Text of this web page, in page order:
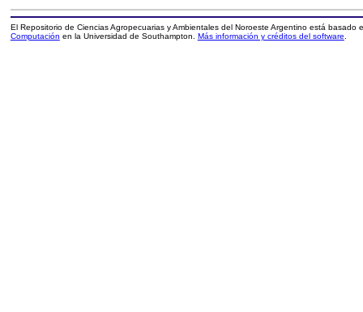
El Repositorio de Ciencias Agropecuarias y Ambientales del Noroeste Argentino está basado
Computación en la Universidad de Southampton. Más información y créditos del software